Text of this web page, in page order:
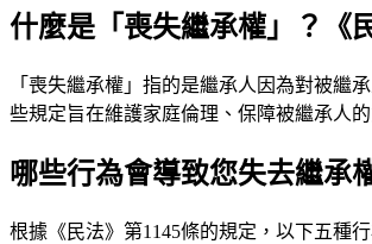
什麼是「喪失繼承權」？《
「喪失繼承權」指的是繼承人因為對被繼
些規定旨在維護家庭倫理、保障被繼承人
哪些行為會導致您失去繼承
根據《民法》第1145條的規定，以下五種